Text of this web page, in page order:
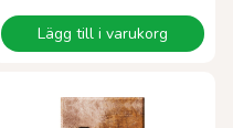
Lägg till i varukorg